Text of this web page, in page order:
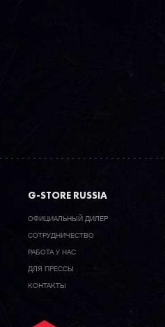
G-STORE RUSSIA
ОФИЦИАЛЬНЫЙ ДИЛЕР
CОТРУДНИЧЕСТВО
РАБОТА У НАС
ДЛЯ ПРЕССЫ
КОНТАКТЫ